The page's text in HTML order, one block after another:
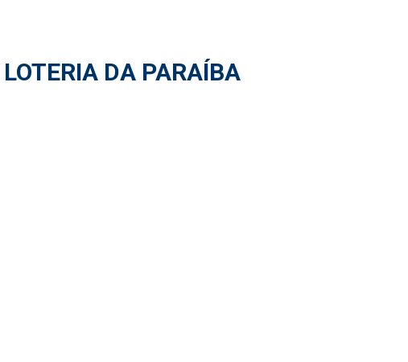
LOTERIA DA PARAÍBA